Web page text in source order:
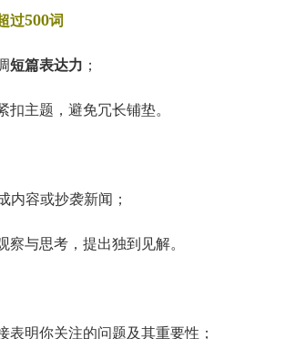
过500词
短篇表达力 ；
扣主题，避免冗长铺垫。
内容或抄袭新闻；
察与思考，提出独到见解。
表明你关注的问题及其重要性；